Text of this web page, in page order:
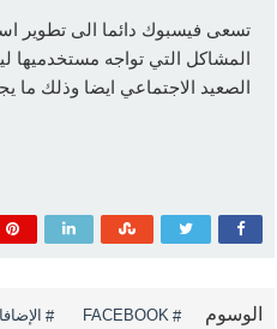
تسعى فيسبوك دائما الى تطوير
المشاكل التي تواجه
الصعيد الاجتماعي ايضا وذلك ما
الوسوم FACEBOOK